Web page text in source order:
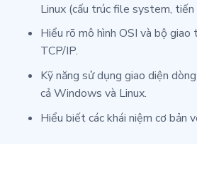
Linux (cấu trúc file system, tiến
Hiểu rõ mô hình OSI và bộ giao
TCP/IP.
Kỹ năng sử dụng giao diện
cả Windows và Linux.
Hiểu biết các khái niệm cơ bản